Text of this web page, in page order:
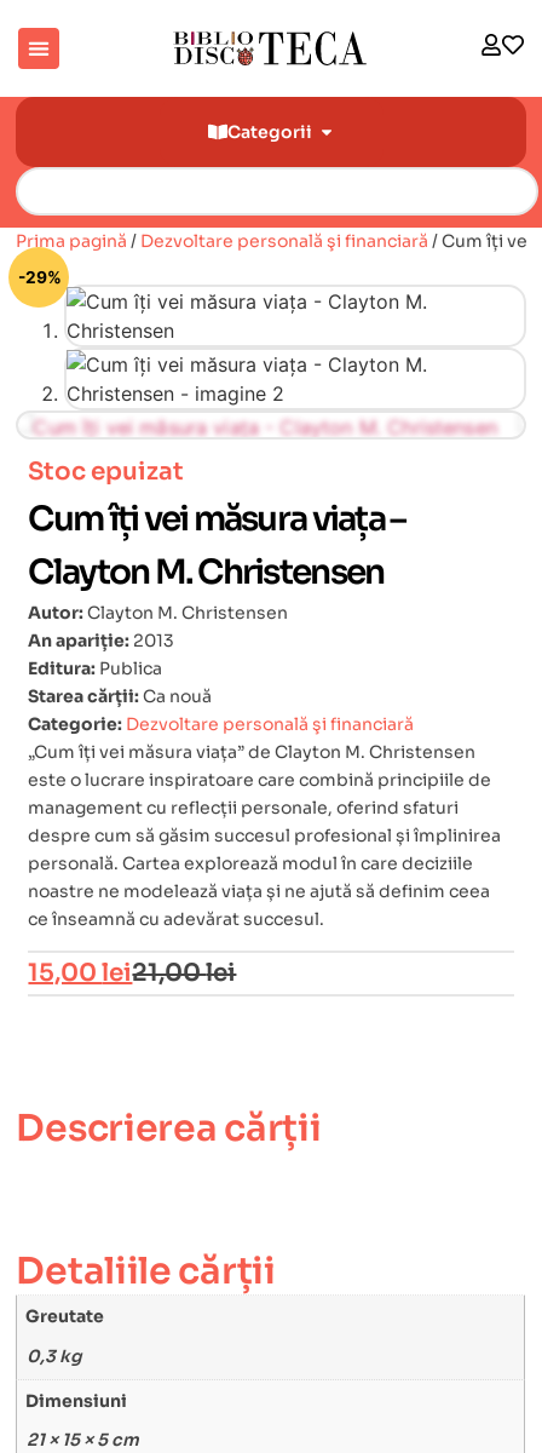
Categorii
Prima pagină / Dezvoltare personală şi financiară / Cum îți vei
-29%
🔍
Stoc epuizat
Cum îți vei măsura viața –
Clayton M. Christensen
Autor:Clayton M. Christensen
An apariție: 2013
Editura: Publica
Starea cărții:Ca nouă
Categorie: Dezvoltare personală şi financiară
„Cum îți vei măsura viața” de Clayton M. Christensen
este o lucrare inspiratoare care combină principiile de
management cu reflecții personale, oferind sfaturi
despre cum să găsim succesul profesional și împlinirea
personală. Cartea explorează modul în care deciziile
noastre ne modelează viața și ne ajută să definim ceea
ce înseamnă cu adevărat succesul.
21,00lei
15,00lei
Descrierea cărții
Detaliile cărții
Greutate
0,3 kg
Dimensiuni
21 × 15 × 5 cm